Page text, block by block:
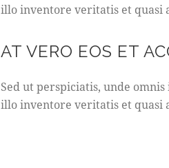
illo inventore veritatis et quasi
AT VERO EOS ET
Sed ut perspiciatis, unde
illo inventore veritatis et quasi